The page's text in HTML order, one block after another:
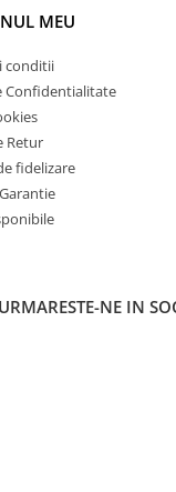
MEU
conditii
Confidentialitate
Retur
fidelizare
URMARESTE-NE IN